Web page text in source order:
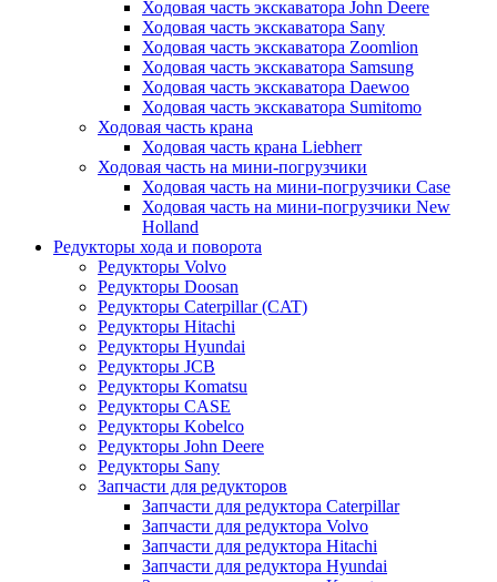
Ходовая часть экскаватора John Deere
Ходовая часть экскаватора Sany
Ходовая часть экскаватора Zoomlion
Ходовая часть экскаватора Samsung
Ходовая часть экскаватора Daewoo
Ходовая часть экскаватора Sumitomo
Ходовая часть крана
Ходовая часть крана Liebherr
Ходовая часть на мини-погрузчики
Ходовая часть на мини-погрузчики Case
Ходовая часть на мини-погрузчики New
Holland
Редукторы хода и поворота
Редукторы Volvo
Редукторы Doosan
Редукторы Caterpillar (CAT)
Редукторы Hitachi
Редукторы Hyundai
Редукторы JCB
Редукторы Komatsu
Редукторы CASE
Редукторы Kobelco
Редукторы John Deere
Редукторы Sany
Запчасти для редукторов
Запчасти для редуктора Caterpillar
Запчасти для редуктора Volvo
Запчасти для редуктора Hitachi
Запчасти для редуктора Hyundai